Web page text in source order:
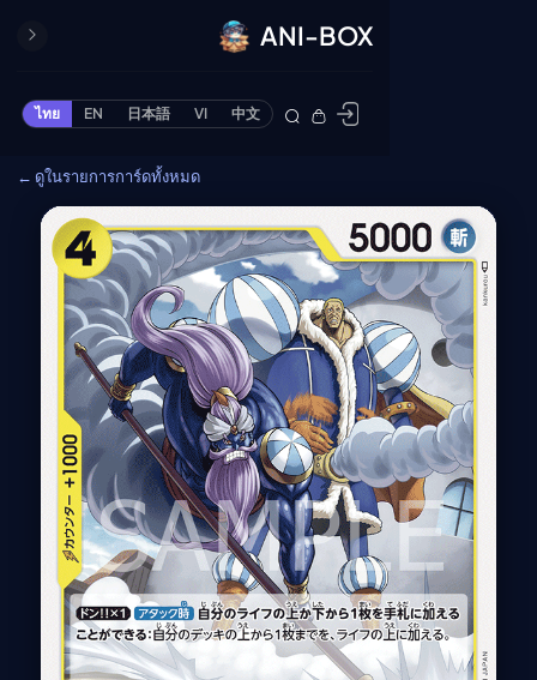
ANI-BOX
ไทย EN 日本語 VI 中文
ปิด
ONE PIECE
Collection
Deck Builder
My-Collection
Deck Library
Deck Share
PREMIUM SERVICE
ทีวีออนไลน์
แนะนำรายการทีวี
อนิเมะ
ตารางออกอากาศอนิ
เมะ (คืนนี้)
ตารางออกอากาศอนิ
เมะ
← ดูในรายการการ์ดทั้งหมด